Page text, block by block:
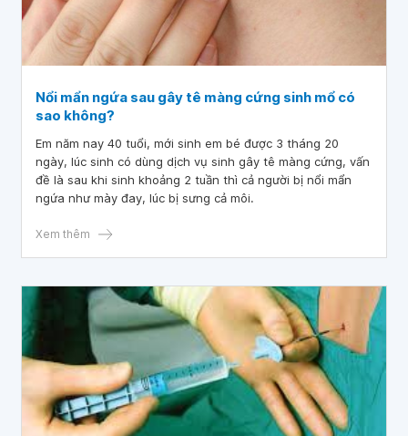
Nổi mẩn ngứa sau gây tê màng cứng sinh mổ có
sao không?
Em năm nay 40 tuổi, mới sinh em bé được 3 tháng 20
ngày, lúc sinh có dùng dịch vụ sinh gây tê màng cứng, vấn
đề là sau khi sinh khoảng 2 tuần thì cả người bị nổi mẩn
ngứa như mày đay, lúc bị sưng cả môi.
Xem thêm